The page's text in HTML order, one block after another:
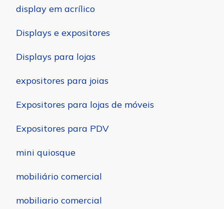
display em acrílico
Displays e expositores
Displays para lojas
expositores para joias
Expositores para lojas de móveis
Expositores para PDV
mini quiosque
mobiliário comercial
mobiliario comercial